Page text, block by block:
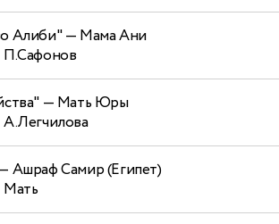
Алиби"— Мама Ани
П.Сафонов
— Мать Юры
Ашраф Самир (Египет)
Мать